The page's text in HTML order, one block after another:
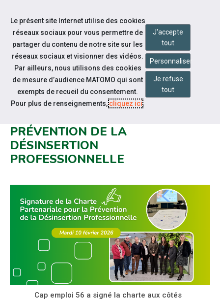
Aller au contenu
Notre actualité
SIGNATURE DE LA CHARTE
PRÉVENTION DE LA
DÉSINSERTION
PROFESSIONNELLE
Cap emploi 56 a signé la charte aux côtés
Le présent site Internet utilise des cookies
réseaux sociaux pour vous permettre de
partager du contenu de notre site sur les
réseaux sociaux et visionner des vidéos.
Par ailleurs, nous utilisons des cookies
de mesure d’audience MATOMO qui sont
exempts de recueil du consentement.
Pour plus de renseignements,cliquez ici.
J'accepte
tout
Personnaliser
Je refuse
tout